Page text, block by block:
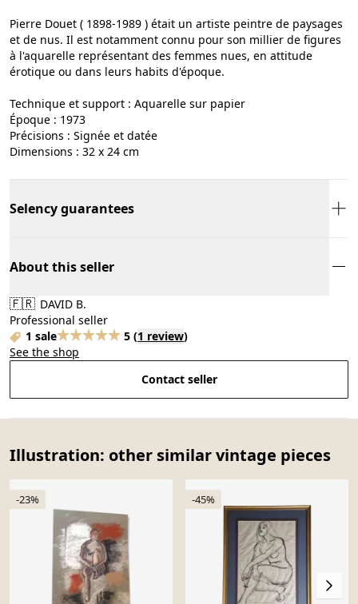
Pierre Douet ( 1898-1989 ) était un artiste peintre de paysages
et de nus. Il est notamment connu pour son millier de figures
à l'aquarelle représentant des femmes nues, en attitude
érotique ou dans leurs habits d'époque.
Technique et support : Aquarelle sur papier
Époque : 1973
Précisions : Signée et datée
Dimensions : 32 x 24 cm
Selency guarantees
About this seller
🇫🇷 DAVID B.
Professional seller
1 sale
5 (1 review)
See the shop
Contact seller
Illustration: other similar vintage pieces
-23% -45%